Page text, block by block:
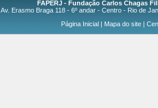
FAPERJ - Fundação Carlos Chagas
Av. Erasmo Braga 118 - 6º andar - Centro - Rio de
Página Inicial| Mapa do site|